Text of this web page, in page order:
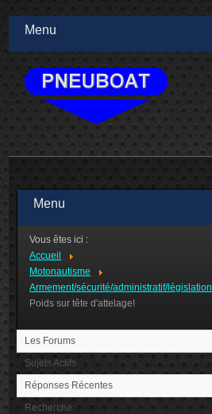
Menu
Menu
Vous êtes ici :
Accueil
Motonautisme
Armement/sécurité/administratif/législation
Poids sur tête d'attelage!
Les Forums
Sujets Actifs
Réponses Récentes
Recherche